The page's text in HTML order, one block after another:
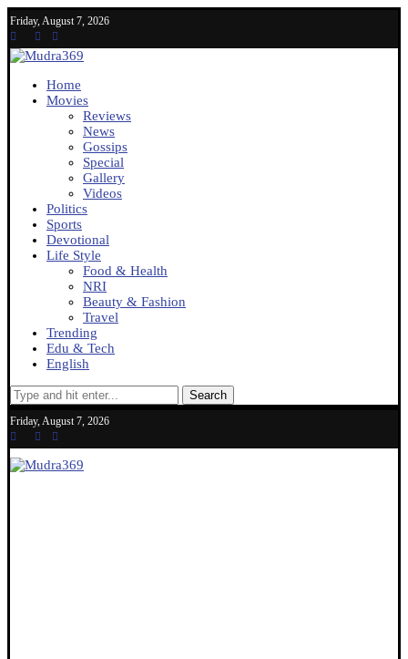
Friday, August 7, 2026
Home
Movies
Reviews
News
Gossips
Special
Gallery
Videos
Politics
Sports
Devotional
Life Style
Food & Health
NRI
Beauty & Fashion
Travel
Trending
Edu & Tech
English
Search
Friday, August 7, 2026